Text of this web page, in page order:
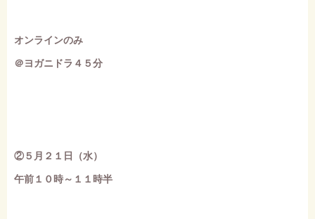
オンラインのみ
＠ヨガニドラ４５分
②５月２１日（水）
午前１０時～１１時半